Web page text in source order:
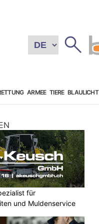
ARMEE TIERE BLAULICHT
für
und Muldenservice